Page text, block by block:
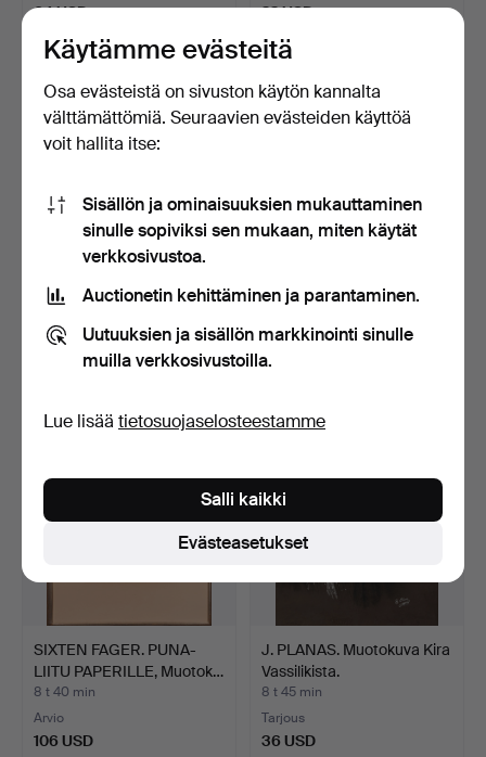
64 USD 22 USD
ROBERT HÖGFELDT.
"Lekkamrater", sekateknii…
8 t 5 min
DIONÍS BAIXERAS.
Maalaistyttö.
8 t 27 min
8 tarjousta
SIXTEN FAGER. PUNA-
LIITU PAPERILLE, Muotok…
8 t 40 min
Arvio
106 USD
J. PLANAS. Muotokuva Kira
Vassilikista.
8 t 45 min
Tarjous
36 USD
Käytämme evästeitä
Osa evästeistä on sivuston käytön kannalta
välttämättömiä. Seuraavien evästeiden käyttöä
voit hallita itse:
Sisällön ja ominaisuuksien mukauttaminen
sinulle sopiviksi sen mukaan, miten käytät
verkkosivustoa.
Auctionetin kehittäminen ja parantaminen.
Uutuuksien ja sisällön markkinointi sinulle
muilla verkkosivustoilla.
Lue lisää tietosuojaselosteestamme
Evästeasetukset
Salli kaikki